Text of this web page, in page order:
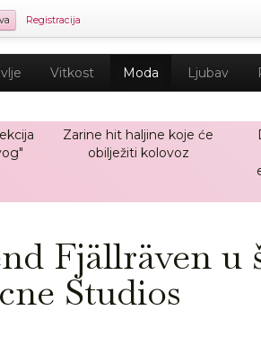
Registracija
Vitkost Moda Ljubav
Zarine hit haljine koje će
obilježiti kolovoz
Fjällräven u
Studios